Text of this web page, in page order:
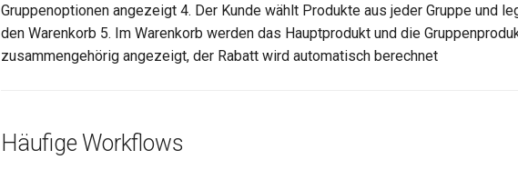
Gruppenoptionen angezeigt 4. Der Kunde wählt Produkte aus jeder Gruppe und
den Warenkorb 5. Im Warenkorb werden das Hauptprodukt und die
zusammengehörig angezeigt, der Rabatt wird automatisch berechnet
Häufige Workflows